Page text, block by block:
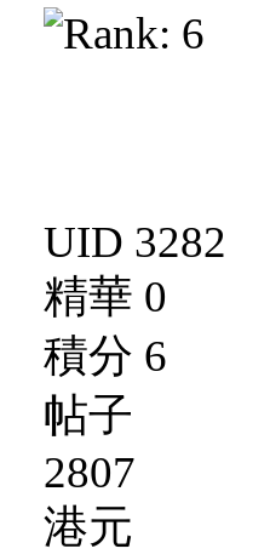
UID 3282
精華 0
積分 6
帖子
2807
港元